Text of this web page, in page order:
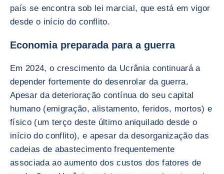
país se encontra sob lei marcial, que está em vigor
desde o início do conflito.
Economia preparada para a guerra
Em 2024, o crescimento da Ucrânia continuará a
depender fortemente do desenrolar da guerra.
Apesar da deterioração contínua do seu capital
humano (emigração, alistamento, feridos, mortos) e
físico (um terço deste último aniquilado desde o
início do conflito), e apesar da desorganização das
cadeias de abastecimento frequentemente
associada ao aumento dos custos dos fatores de